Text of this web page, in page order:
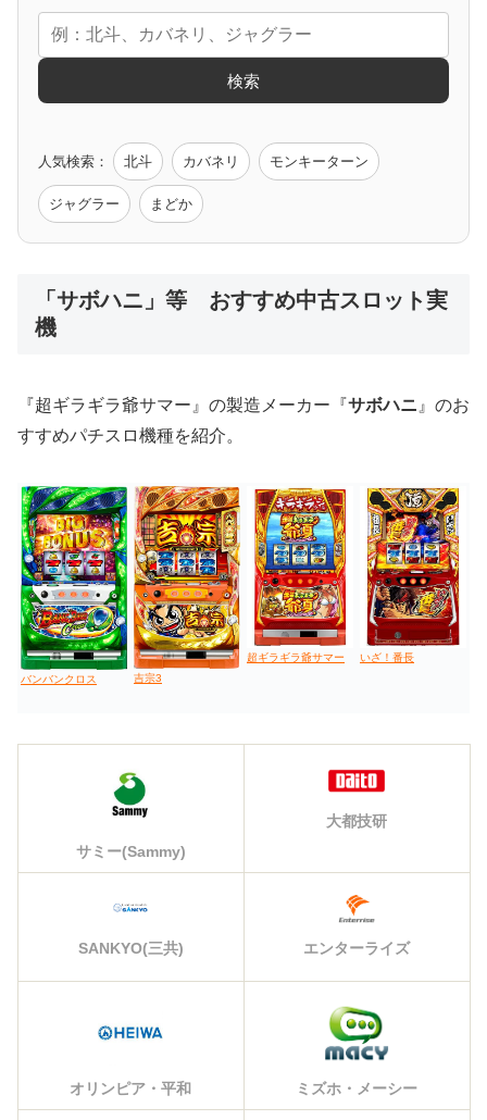
エヴァ コードギアス 化物語 炎炎ノ消防隊
モンハン バイオ ペルソナ
値下げ台
検索
人気検索： 北斗 カバネリ モンキーターン
ジャグラー まどか
「サボハニ」等 おすすめ中古スロット実
機
『超ギラギラ爺サマー』の製造メーカー『サボハニ 』のお
すすめパチスロ機種を紹介。
バンバンクロス 吉宗3
超ギラギラ爺サマー いざ！番長
サミー(Sammy)
大都技研
SANKYO(三共) エンターライズ
オリンピア・平和 ミズホ・メーシー